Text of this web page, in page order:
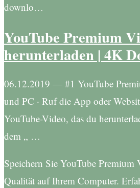
downlo…
YouTube Premium
herunterladen | 4K
06.12.2019 — #1 YouTube
und PC · Ruf die App oder
YouTube-Video, das du
dem „ …
Speichern Sie YouTube
Qualität auf Ihrem Computer.